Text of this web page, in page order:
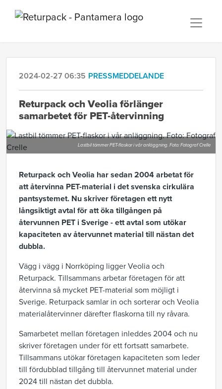
2024-02-27 06:35 PRESSMEDDELANDE
Returpack och Veolia förlänger
samarbetet för PET-återvinning
Lastbil tömmer PET-flaskor i vår anläggning. Foto: Fotograf Crelle
Returpack och Veolia har sedan 2004 arbetat för
att återvinna PET-material i det svenska cirkulära
pantsystemet. Nu skriver företagen ett nytt
långsiktigt avtal för att öka tillgången på
återvunnen PET i Sverige - ett avtal som utökar
kapaciteten av återvunnet material till nästan det
dubbla.
Vägg i vägg i Norrköping ligger Veolia och
Returpack. Tillsammans arbetar företagen för att
återvinna så mycket PET-material som möjligt i
Sverige. Returpack samlar in och sorterar och Veolia
materialåtervinner därefter flaskorna till ny råvara.
Samarbetet mellan företagen inleddes 2004 och nu
skriver företagen under för ett fortsatt samarbete.
Tillsammans utökar företagen kapaciteten som leder
till fördubblad tillgång till återvunnet material under
2024 till nästan det dubbla.